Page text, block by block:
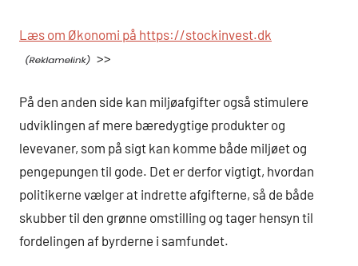
Læs om Økonomi på https://stockinvest.dk
>>
På den anden side kan miljøafgifter også stimulere
udviklingen af mere bæredygtige produkter og
levevaner, som på sigt kan komme både miljøet og
pengepungen til gode. Det er derfor vigtigt, hvordan
politikerne vælger at indrette afgifterne, så de både
skubber til den grønne omstilling og tager hensyn til
fordelingen af byrderne i samfundet.